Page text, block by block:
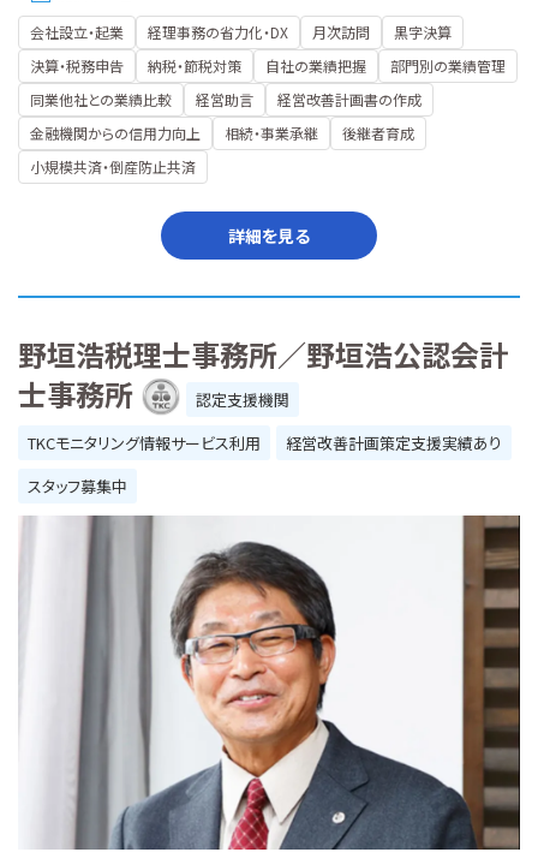
会社設立・起業 経理事務の省力化・DX 月次訪問
黒字決算
決算・税務申告
納税・節税対策 自社の業績把握
部門別の業績管理
同業他社との業績比較
経営助言
経営改善計画書の作成
金融機関からの信用力向上
相続・事業承継
後継者育成
小規模共済・倒産防止共済
詳細を見る
野垣浩税理士事務所／野垣浩公認会計
士事務所
認定支援機関
TKCモニタリング情報サービス利用
経営改善計画策定支援実績あり
スタッフ募集中